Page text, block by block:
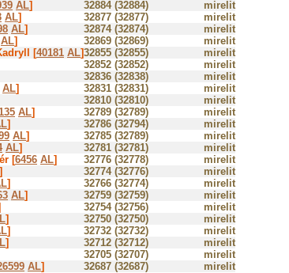
AL] 32884 (32884)
mirelit
AL] 32877 (32877)
mirelit
AL] 32874 (32874)
mirelit
AL] 32869 (32869)
mirelit
[40181 AL]32855 (32855)
mirelit
32852 (32852)
mirelit
32836 (32838)
mirelit
AL] 32831 (32831)
mirelit
32810 (32810)
mirelit
AL] 32789 (32789)
mirelit
] 32786 (32794)
mirelit
AL] 32785 (32789)
mirelit
AL] 32781 (32781)
mirelit
[6456 AL] 32776 (32778)
mirelit
] 32774 (32776)
mirelit
] 32766 (32774)
mirelit
AL] 32759 (32759)
mirelit
32754 (32756)
mirelit
] 32750 (32750)
mirelit
] 32732 (32732)
mirelit
] 32712 (32712)
mirelit
32705 (32707)
mirelit
AL] 32687 (32687) mirelit